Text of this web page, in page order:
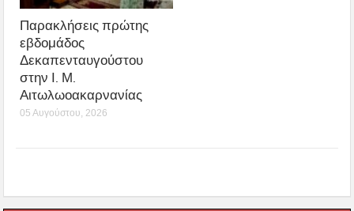
Παρακλήσεις πρώτης
εβδομάδος
Δεκαπενταυγούστου
στην Ι. Μ.
Αιτωλωοακαρνανίας
05 Αυγούστου, 2026